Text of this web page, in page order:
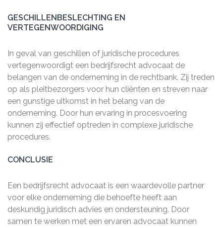
GESCHILLENBESLECHTING EN
VERTEGENWOORDIGING
In geval van geschillen of juridische procedures
vertegenwoordigt een bedrijfsrecht advocaat de
belangen van de onderneming in de rechtbank. Zij treden
op als pleitbezorgers voor hun cliënten en streven naar
een gunstige uitkomst in het belang van de
onderneming. Door hun ervaring in procesvoering
kunnen zij effectief optreden in complexe juridische
procedures.
CONCLUSIE
Een bedrijfsrecht advocaat is een waardevolle partner
voor elke onderneming die behoefte heeft aan
deskundig juridisch advies en ondersteuning. Door
samen te werken met een ervaren advocaat kunnen